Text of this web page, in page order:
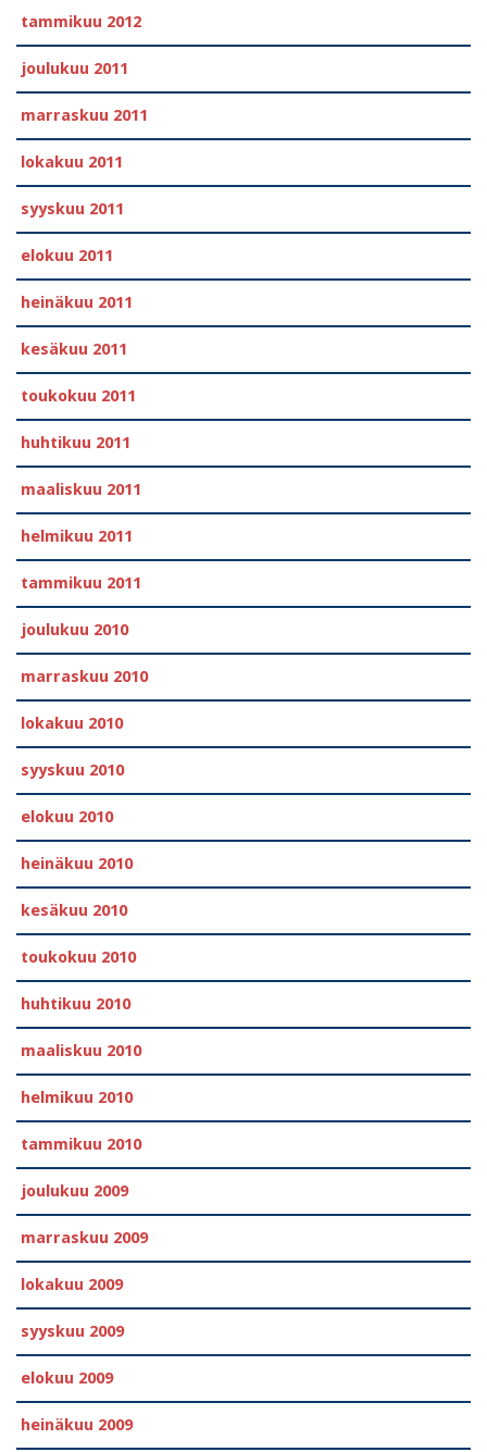
tammikuu 2012
joulukuu 2011
marraskuu 2011
lokakuu 2011
syyskuu 2011
elokuu 2011
heinäkuu 2011
kesäkuu 2011
toukokuu 2011
huhtikuu 2011
maaliskuu 2011
helmikuu 2011
tammikuu 2011
joulukuu 2010
marraskuu 2010
lokakuu 2010
syyskuu 2010
elokuu 2010
heinäkuu 2010
kesäkuu 2010
toukokuu 2010
huhtikuu 2010
maaliskuu 2010
helmikuu 2010
tammikuu 2010
joulukuu 2009
marraskuu 2009
lokakuu 2009
syyskuu 2009
elokuu 2009
heinäkuu 2009